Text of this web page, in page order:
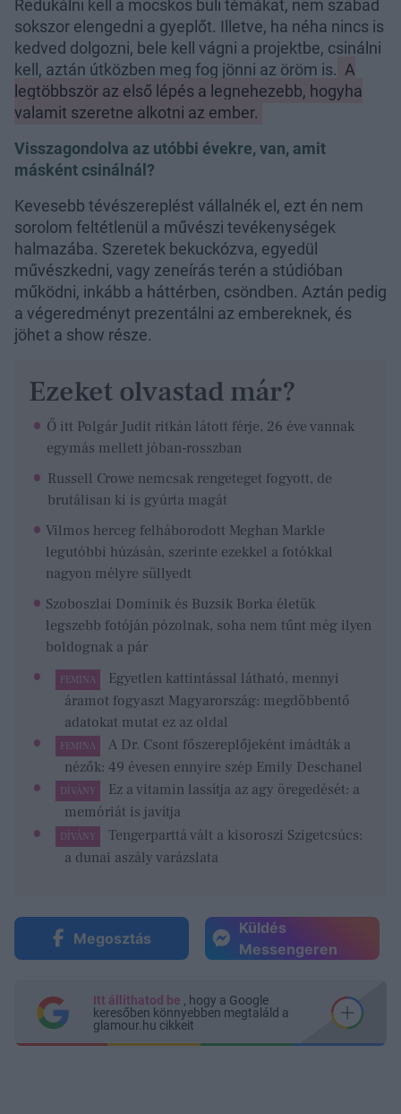
Redukálni kell a mocskos buli témákat, nem szabad
sokszor elengedni a gyeplőt. Illetve, ha néha nincs is
kedved dolgozni, bele kell vágni a projektbe, csinálni
kell, aztán útközben meg fog jönni az öröm is. A
legtöbbször az első lépés a legnehezebb, hogyha
valamit szeretne alkotni az ember.
Visszagondolva az utóbbi évekre, van, amit
másként csinálnál?
Kevesebb tévészereplést vállalnék el, ezt én nem
sorolom feltétlenül a művészi tevékenységek
halmazába. Szeretek bekuckózva, egyedül
művészkedni, vagy zeneírás terén a stúdióban
működni, inkább a háttérben, csöndben. Aztán pedig
a végeredményt prezentálni az embereknek, és
jöhet a show része.
Ezeket olvastad már?
Ő itt Polgár Judit ritkán látott férje, 26 éve vannak
egymás mellett jóban-rosszban
Russell Crowe nemcsak rengeteget fogyott, de
brutálisan ki is gyúrta magát
Vilmos herceg felháborodott Meghan Markle
legutóbbi húzásán, szerinte ezekkel a fotókkal
nagyon mélyre süllyedt
Szoboszlai Dominik és Buzsik Borka életük
legszebb fotóján pózolnak, soha nem tűnt még ilyen
boldognak a pár
FEMINA
Egyetlen kattintással látható, mennyi
áramot fogyaszt Magyarország: megdöbbentő
adatokat mutat ez az oldal
FEMINA
A Dr. Csont főszereplőjeként imádták a
nézők: 49 évesen ennyire szép Emily Deschanel
DÍVÁNY
Ez a vitamin lassítja az agy öregedését: a
memóriát is javítja
DÍVÁNY
Tengerparttá vált a kisoroszi Szigetcsúcs:
a dunai aszály varázslata
Megosztás
Küldés
Messengeren
Itt állíthatod be , hogy a Google
keresőben könnyebben megtaláld a
glamour.hu cikkeit